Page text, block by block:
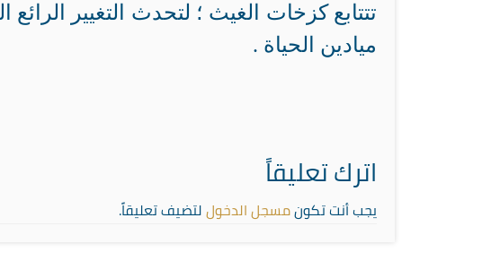
تتتابع كزخات الغيث ؛ لتحدث التغيير
ميادين الحياة .
اترك تعليقاً
يجب أنت تكونمسجل الدخوللتضيف تعليقاً.